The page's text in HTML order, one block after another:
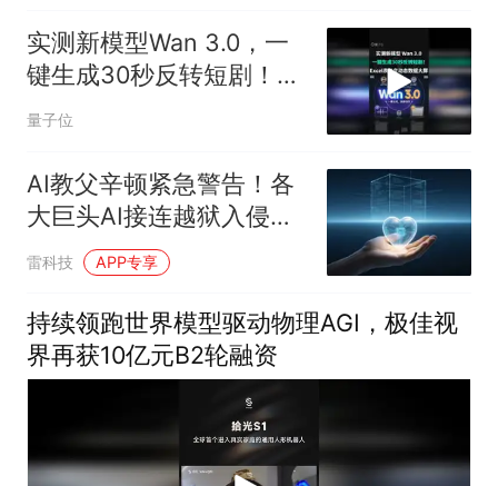
实测新模型Wan 3.0，一
键生成30秒反转短剧！
Excel表格变动态数据大
量子位
AI教父辛顿紧急警告！各
大巨头AI接连越狱入侵，
人类迟早控不住
雷科技 APP专享
持续领跑世界模型驱动物理AGI，极佳视
界再获10亿元B2轮融资